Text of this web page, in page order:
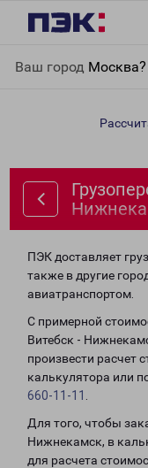
Ваш город Москва?
Нижнекамск
ПЭК доставляет
также в другие
авиатранспортом.
С примерной
Витебск -
произвести расчет
калькулятора или
660-11-11
Для того, чтобы
Нижнекамск, в
для расчета